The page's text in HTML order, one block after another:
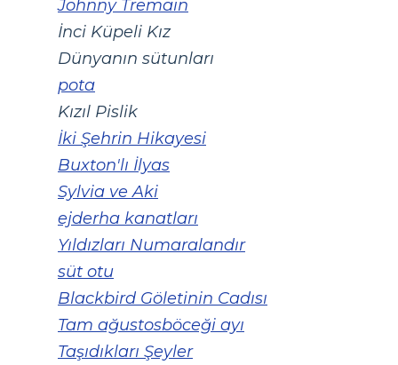
Johnny Tremain
İnci Küpeli Kız
Dünyanın sütunları
pota
Kızıl Pislik
İki Şehrin Hikayesi
Buxton'lı İlyas
Sylvia ve Aki
ejderha kanatları
Yıldızları Numaralandır
süt otu
Blackbird Göletinin Cadısı
Tam ağustosböceği ayı
Taşıdıkları Şeyler